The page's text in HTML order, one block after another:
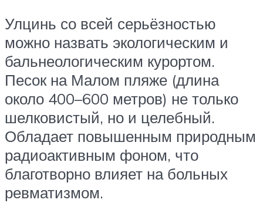
Улцинь со всей серьёзностью
можно назвать экологическим и
бальнеологическим курортом.
Песок на Малом пляже (длина
около 400–600 метров) не только
шелковистый, но и целебный.
Обладает повышенным природным
радиоактивным фоном, что
благотворно влияет на больных
ревматизмом.